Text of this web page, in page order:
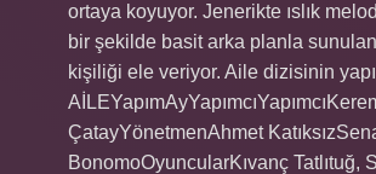
ortaya koyuyor. Jenerikte ıslık
bir şekilde basit arka planla
kişiliği ele veriyor. Aile dizisinin
ÇatayYönetmenAhmet
BonomoOyuncularKıvanç Tatlıtuğ,